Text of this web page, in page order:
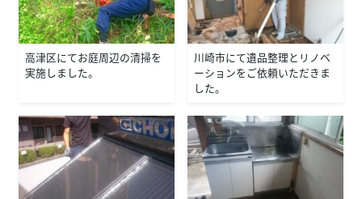
高津区にてお庭周辺の清掃を
実施しました。
川崎市にて遺品整理とリノベ
ーションをご依頼いただきま
した。